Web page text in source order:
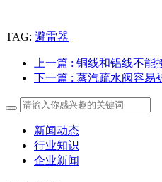
TAG: 避雷器
上一篇 : 铜线和铝线不能
下一篇 : 蒸汽疏水阀容易
新闻动态
行业知识
企业新闻